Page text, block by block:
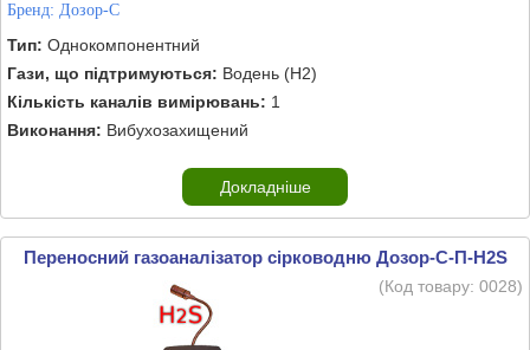
Бренд: Дозор-С
Тип: Однокомпонентний
Гази, що підтримуються: Водень (H2)
Кількість каналів вимірювань: 1
Виконання: Вибухозахищений
Докладніше
Переносний газоаналізатор сірководню Дозор-С-П-H2S
(Код товару: 0028)